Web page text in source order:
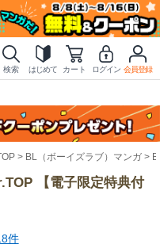
検索 はじめて カート ログイン 会員登録
BL（ボーイズラブ）マンガ
【電子限定特典付
件